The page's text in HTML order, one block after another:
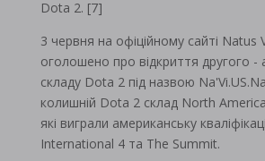
Dota 2. [7]
3 червня на офіційному сайті Natus
оголошено про відкриття другого -
складу Dota 2 під назвою
колишній Dota 2 склад North
які виграли американську
International 4 та The Summit.